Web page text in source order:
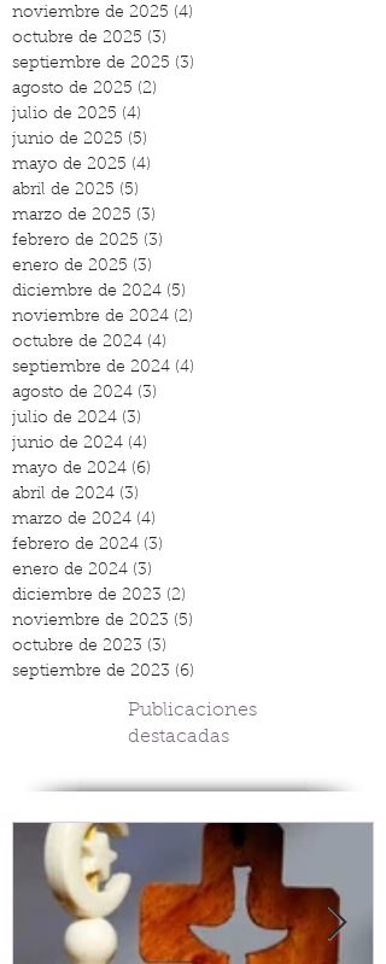
noviembre de 2025 (4)
octubre de 2025 (3)
septiembre de 2025 (3)
agosto de 2025 (2)
julio de 2025 (4)
junio de 2025 (5)
mayo de 2025 (4)
abril de 2025 (5)
marzo de 2025 (3)
febrero de 2025 (3)
enero de 2025 (3)
diciembre de 2024 (5)
noviembre de 2024 (2)
octubre de 2024 (4)
septiembre de 2024 (4)
agosto de 2024 (3)
julio de 2024 (3)
junio de 2024 (4)
mayo de 2024 (6)
abril de 2024 (3)
marzo de 2024 (4)
febrero de 2024 (3)
enero de 2024 (3)
diciembre de 2023 (2)
noviembre de 2023 (5)
octubre de 2023 (3)
septiembre de 2023 (6)
Publicaciones
destacadas